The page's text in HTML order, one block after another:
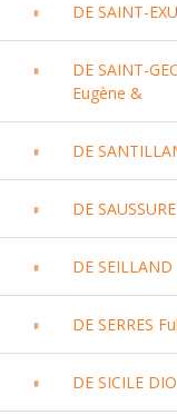
DE SAINT-
DE SAINT-
Eugène &
DE
DE
DE
DE SERRES
DE SICILE